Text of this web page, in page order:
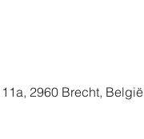
2960 Brecht, België